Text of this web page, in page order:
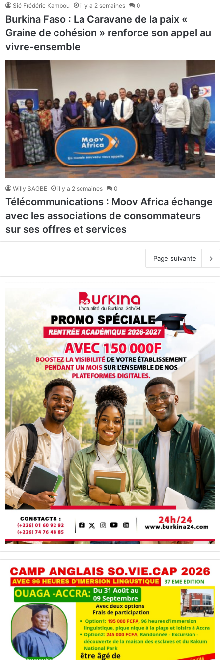
Sié Frédéric Kambou il y a 2 semaines 0
Burkina Faso : La Caravane de la paix «
Graine de cohésion » renforce son appel au
vivre-ensemble
Willy SAGBE il y a 2 semaines 0
Télécommunications : Moov Africa échange
avec les associations de consommateurs
sur ses offres et services
Page suivante